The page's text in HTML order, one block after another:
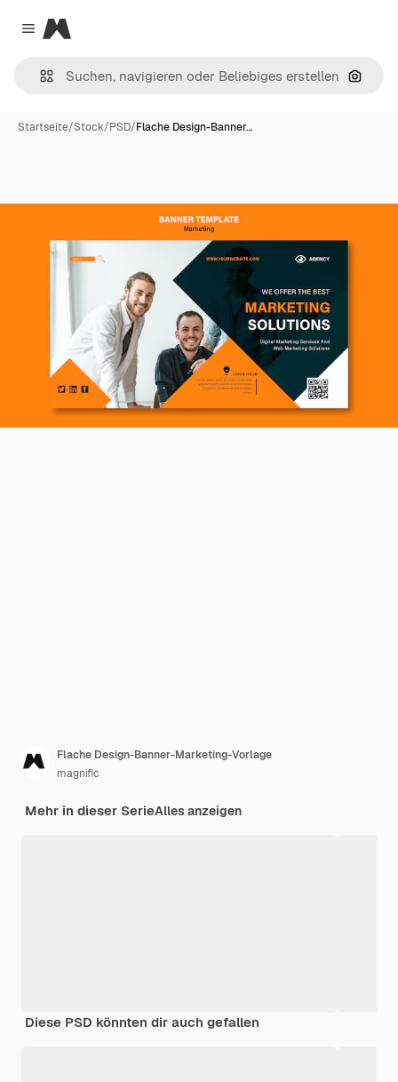
Close menu
Magnific
Nach
Startseite/Stock/PSD/Flache Design-Banner…
Flache Design-Banner-Marketing-Vorlage
magnific
Mehr in dieser SerieAlles anzeigen
Diese PSD könnten dir auch gefallen